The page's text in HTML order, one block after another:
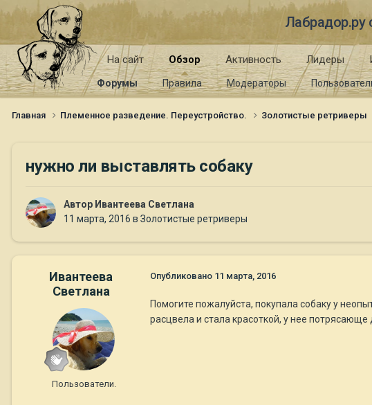
Лабрадор.ру
На сайт Обзор
Форумы Правила Модераторы
Активность Лидеры
Главная Племенное разведение. Переустройство. Золотистые ретриверы
нужно ли выставлять собаку
Автор Ивантеева Светлана
11 марта, 2016 в Золотистые ретриверы
Ивантеева
Светлана
Пользователи.
Опубликовано 11 марта, 2016
Помогите пожалуйста, покупала собаку у
расцвела и стала красоткой, у нее